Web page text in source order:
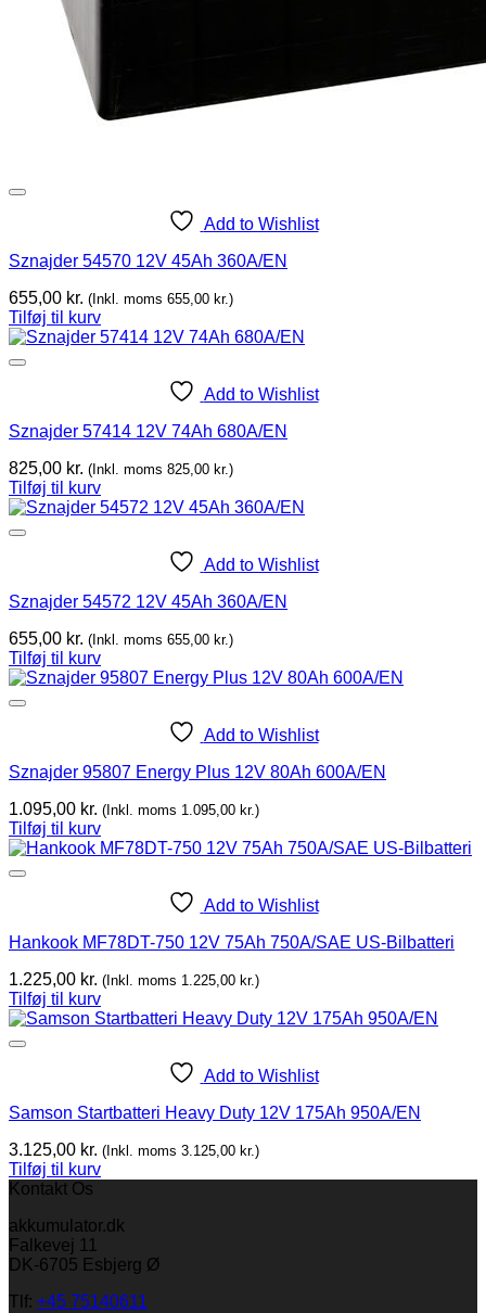
Add to Wishlist
Sznajder 54570 12V 45Ah 360A/EN
655,00 kr. (Inkl. moms 655,00 kr.)
Tilføj til kurv
Add to Wishlist
Sznajder 57414 12V 74Ah 680A/EN
825,00 kr. (Inkl. moms 825,00 kr.)
Tilføj til kurv
Add to Wishlist
Sznajder 54572 12V 45Ah 360A/EN
655,00 kr. (Inkl. moms 655,00 kr.)
Tilføj til kurv
Add to Wishlist
Sznajder 95807 Energy Plus 12V 80Ah 600A/EN
1.095,00 kr. (Inkl. moms 1.095,00 kr.)
Tilføj til kurv
Add to Wishlist
Hankook MF78DT-750 12V 75Ah 750A/SAE US-Bilbatteri
1.225,00 kr. (Inkl. moms 1.225,00 kr.)
Tilføj til kurv
Add to Wishlist
Samson Startbatteri Heavy Duty 12V 175Ah 950A/EN
3.125,00 kr. (Inkl. moms 3.125,00 kr.)
Tilføj til kurv
Kontakt Os
akkumulator.dk
Falkevej 11
DK-6705 Esbjerg Ø
Tlf: +45 75140611